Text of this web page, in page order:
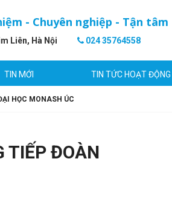
- Chuyên nghiệp - Tận tâm
Liên, Hà Nội 024 35764558
TIN MỚI TIN TỨC HOẠT ĐỘNG
HỌC MONASH ÚC
TIẾP ĐOÀN